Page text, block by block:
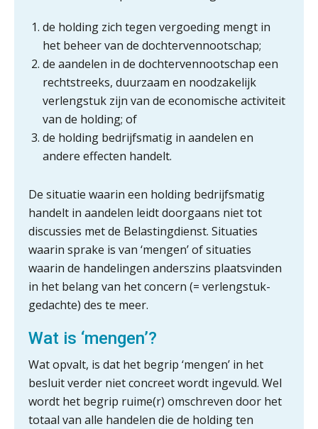
de holding zich tegen vergoeding mengt in
het beheer van de dochtervennootschap;
de aandelen in de dochtervennootschap een
rechtstreeks, duurzaam en noodzakelijk
verlengstuk zijn van de economische activiteit
van de holding; of
de holding bedrijfsmatig in aandelen en
andere effecten handelt.
De situatie waarin een holding bedrijfsmatig
handelt in aandelen leidt doorgaans niet tot
discussies met de Belastingdienst. Situaties
waarin sprake is van ‘mengen’ of situaties
waarin de handelingen anderszins plaatsvinden
in het belang van het concern (= verlengstuk-
gedachte) des te meer.
Wat is ‘mengen’?
Wat opvalt, is dat het begrip ‘mengen’ in het
besluit verder niet concreet wordt ingevuld. Wel
wordt het begrip ruime(r) omschreven door het
totaal van alle handelen die de holding ten
bij gedrag”
veranderen
ICT & AI | “Wie bewust kiest, kiest
voor toekomstbestendigheid”
ICT & AI | Waarom inzicht nog geen
advies is
ICT & AI | De accountant als
administratiekantoren: al je klanten in
één overzicht
De vijf grootste uitdagingen in
capaciteitsplanning